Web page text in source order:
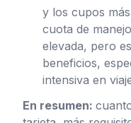
y los cupos
cuota de
elevada, pero
beneficios,
intensiva en
En resumen: